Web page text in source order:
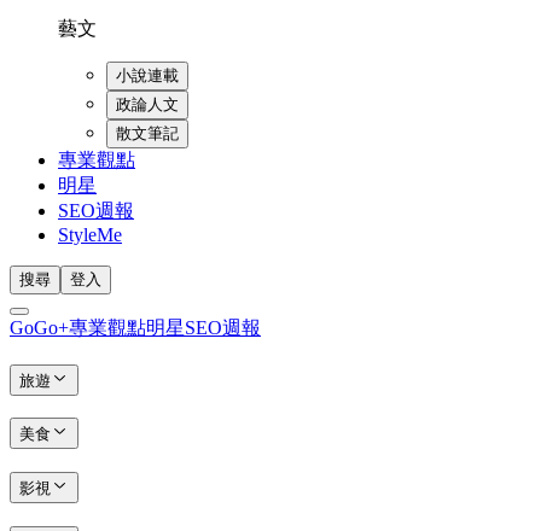
藝文
小說連載
政論人文
散文筆記
專業觀點
明星
SEO週報
StyleMe
搜尋 登入
GoGo+專業觀點明星SEO週報
旅遊
美食
影視